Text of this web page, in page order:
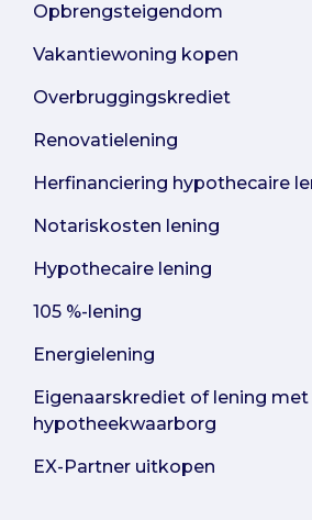
Opbrengsteigendom
Vakantiewoning kopen
Overbruggingskrediet
Renovatielening
Herfinanciering hypothecaire
Notariskosten lening
Hypothecaire lening
105 %-lening
Energielening
Eigenaarskrediet of lening met
hypotheekwaarborg
EX-Partner uitkopen